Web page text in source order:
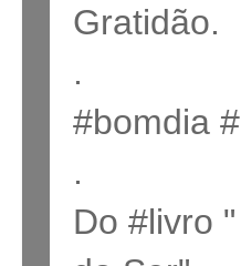
Gratidão.
.
#bomdia
.
Do #livro